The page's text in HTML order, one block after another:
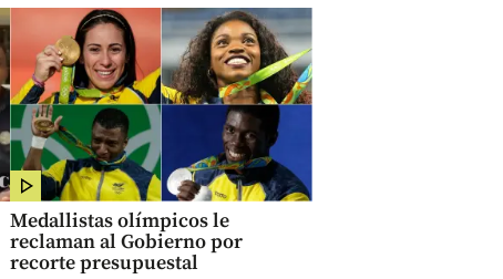
Medallistas olímpicos le
reclaman al Gobierno por
recorte presupuestal